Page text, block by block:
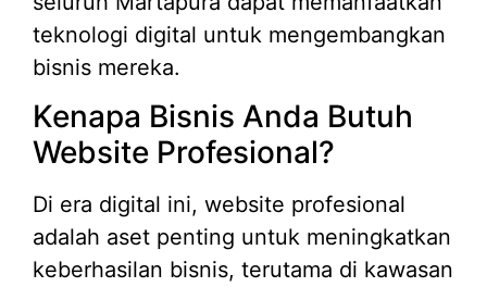
teknologi digital untuk mengembangkan
bisnis mereka.
Kenapa Bisnis Anda Butuh
Website Profesional?
Di era digital ini, website profesional
adalah aset penting untuk meningkatkan
keberhasilan bisnis, terutama di kawasan